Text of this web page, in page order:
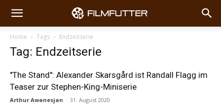
Home Tags Endzeitserie
Tag: Endzeitserie
"The Stand": Alexander Skarsgård ist Randall Flagg im
Teaser zur Stephen-King-Miniserie
Arthur Awanesjan - 31. August 2020